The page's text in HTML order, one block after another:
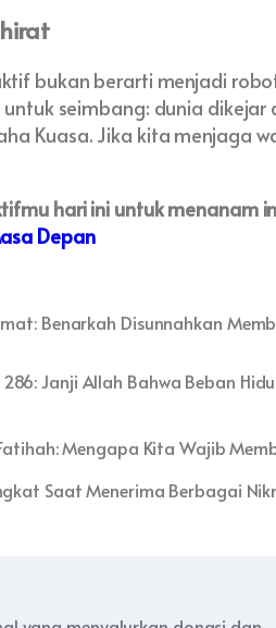
bukan berarti menjadi
seimbang: dunia
Kuasa. Jika kita menjaga
hari ini untuk menanam
Depan
Benarkah Disunnahkan
Janji Allah Bahwa Beban
Mengapa Kita Wajib
Saat Menerima Berbagai